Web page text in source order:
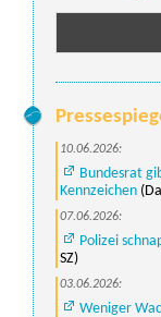
10.06.2026:
Bundesrat
Kennzeichen
07.06.2026:
Polizei
SZ)
03.06.2026:
Weniger